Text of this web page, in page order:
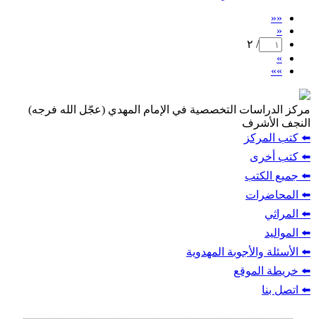
««
«
/ ٢
»
»»
مركز الدراسات التخصصية في الإمام المهدي (عجّل الله فرجه)
النجف الأشرف
⬅️ كتب المركز
⬅️ كتب أخرى
⬅️ جميع الكتب
⬅️ المحاضرات
⬅️ المراثي
⬅️ المواليد
⬅️ الأسئلة والأجوبة المهدوية
⬅️ خريطة الموقع
⬅️ اتصل بنا